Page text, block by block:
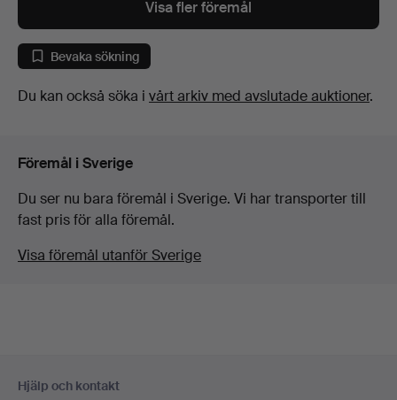
Visa fler föremål
Bevaka sökning
Du kan också söka i vårt arkiv med avslutade auktioner.
Föremål i Sverige
Du ser nu bara föremål i Sverige. Vi har transporter till
fast pris för alla föremål.
Visa föremål utanför Sverige
Hjälp och kontakt